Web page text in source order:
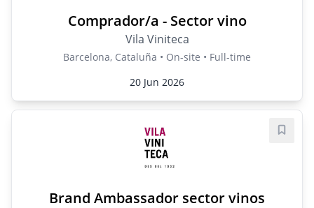
Comprador/a - Sector vino
Vila Viniteca
Barcelona, Cataluña • On-site • Full-time
20 Jun 2026
Brand Ambassador sector vinos
Save